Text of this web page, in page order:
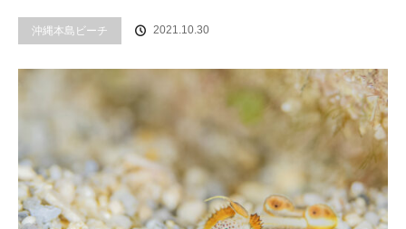
沖縄本島ビーチ 2021.10.30